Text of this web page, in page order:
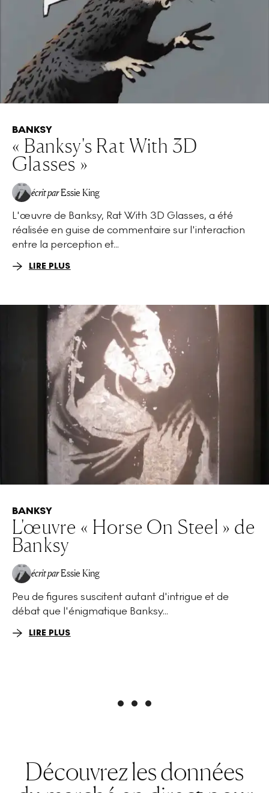
BANKSY
« Banksy's Rat With 3D
Glasses »
écrit par Essie King
L'œuvre de Banksy, Rat With 3D Glasses, a été
réalisée en guise de commentaire sur l'interaction
entre la perception et...
LIRE PLUS
BANKSY
L'œuvre « Horse On Steel » de
Banksy
écrit par Essie King
Peu de figures suscitent autant d'intrigue et de
débat que l'énigmatique Banksy...
LIRE PLUS
Découvrez les données